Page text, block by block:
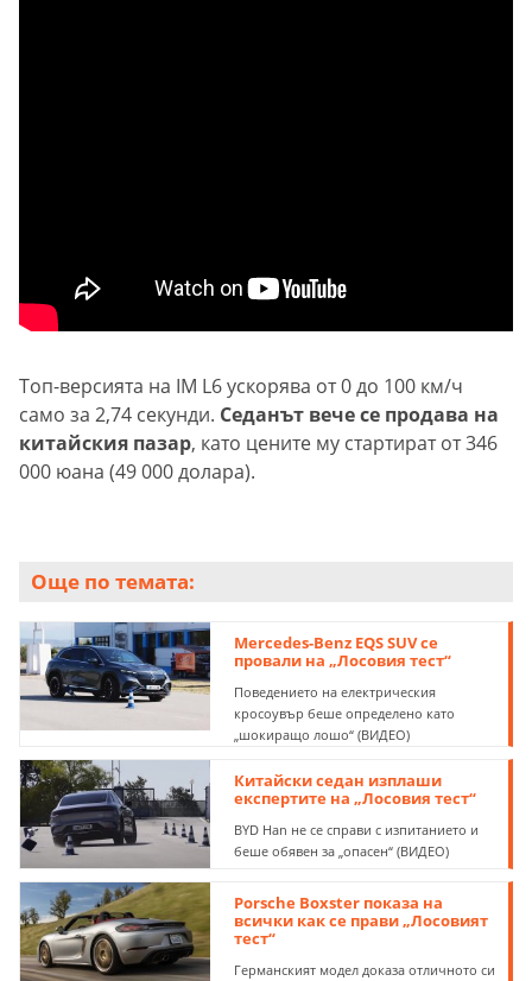
Топ-версията на IM L6 ускорява от 0 до 100 км/ч
само за 2,74 секунди. Седанът вече се продава на
китайския пазар, като цените му стартират от 346
000 юана (49 000 долара).
Още по темата:
Mercedes-Benz EQS SUV се
провали на „Лосовия тест“
Поведението на електрическия
кросоувър беше определено като
„шокиращо лошо“ (ВИДЕО)
Китайски седан изплаши
експертите на „Лосовия тест“
BYD Han не се справи с изпитанието и
беше обявен за „опасен“ (ВИДЕО)
Porsche Boxster показа на
всички как се прави „Лосовият
тест“
Германският модел доказа отличното си